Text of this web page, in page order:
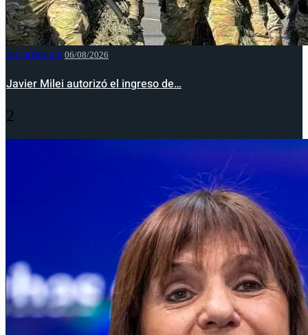
NACIONALES 06/08/2026
Javier Milei autorizó el ingreso de…
2